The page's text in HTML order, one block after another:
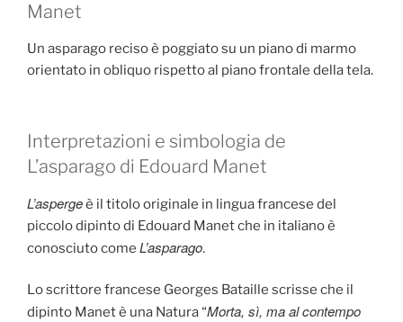
Manet
Un asparago reciso è poggiato su un piano di marmo
orientato in obliquo rispetto al piano frontale della tela.
Interpretazioni e simbologia de
L’asparago di Edouard Manet
L’aspergeè il titolo originale in lingua francese del
piccolo dipinto di Edouard Manet che in italiano è
conosciuto come L’asparago.
Lo scrittore francese Georges Bataille scrisse che il
dipinto Manet è una Natura “Morta, sì, ma al contempo